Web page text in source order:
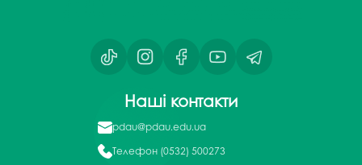
Наші контакти
pdau@pdau.edu.ua
Телефон (0532) 500273